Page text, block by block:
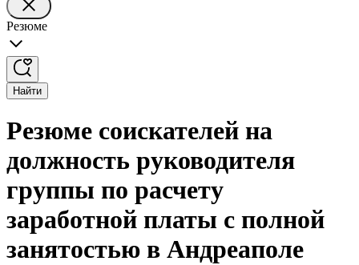
Резюме
Найти
Резюме соискателей на
должность руководителя
группы по расчету
заработной платы с полной
занятостью в Андреаполе